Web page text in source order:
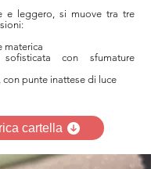
e leggero, si muove tra tre
materica
con sfumature
con punte inattese di luce
cartella